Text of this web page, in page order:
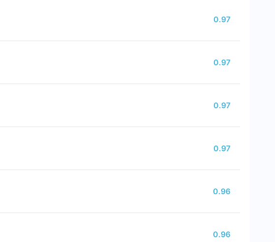
0.97
0.97
0.97
0.97
0.96
0.96